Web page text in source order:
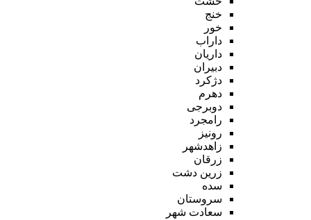
خنج
خور
داراب
داریان
دبیران
دژکرد
دهرم
دوبرجی
رامجرد
رونیز
زاهدشهر
زرقان
زرین دشت
سده
سروستان
سعادت شهر